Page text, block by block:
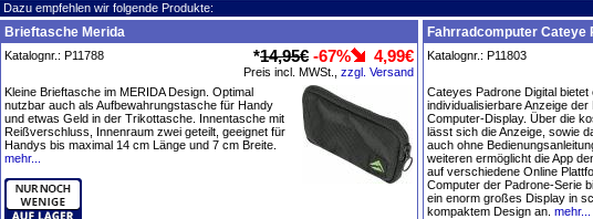
Dazu empfehlen wir folgende Produkte:
Brieftasche Merida
Katalognr.: P11788 *14,95€ -67% 4,99€
Preis incl. MWSt., zzgl. Versand
Kleine Brieftasche im MERIDA Design. Optimal
nutzbar auch als Aufbewahrungstasche für Handy
und etwas Geld in der Trikottasche. Innentasche mit
Reißverschluss, Innenraum zwei geteilt, geeignet für
Handys bis maximal 14 cm Länge und 7 cm Breite.
mehr...
Fahrradcomputer Cateye
Katalognr.: P11803
Cateyes Padrone Digital bietet
individualisierbare Anzeige
Computer-Display. Über die
lässt sich die Anzeige, sowie
auch ohne
weiteren ermöglicht die App
auf verschiedene Online
Computer der Padrone-Serie
ein enorm großes Display in
kompaktem Design an. mehr...